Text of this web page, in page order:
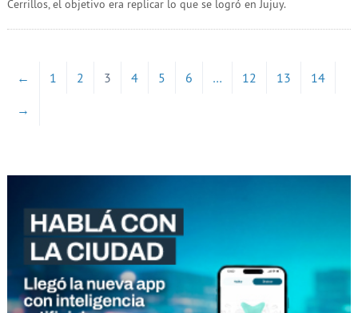
Cerrillos, el objetivo era replicar lo que se logró en Jujuy.
← 1 2 3 4 5 6 … 12 13
14
→